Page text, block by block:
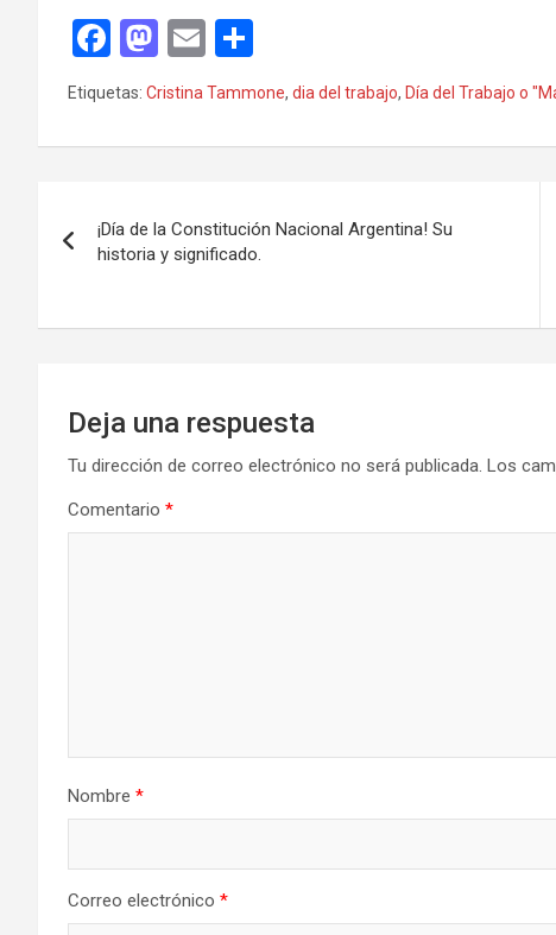
F
a
ce
b
o
k
M
a
st
o
o
n
E
m
ail m
p
tir
Etiquetas: Cristina Tammone, dia del trabajo, Día del Trabajo o
de
¡Día de la Constitución Nacional Argentina! Su
historia y significado.
Deja una respuesta
Tu dirección de correo electrónico no será publicada. Los
Comentario *
Nombre *
Correo electrónico *